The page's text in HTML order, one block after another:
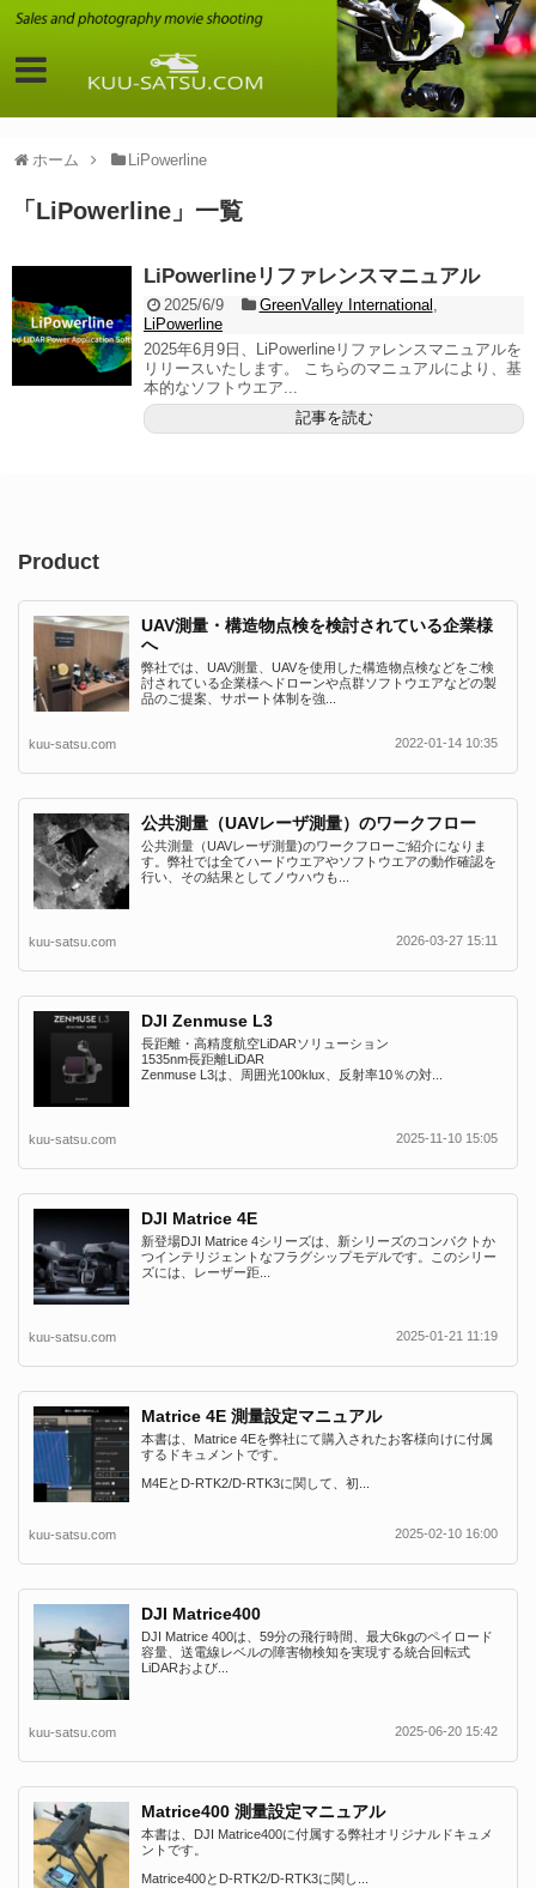
ホーム LiPowerline
「 LiPowerline 」 一覧
LiPowerlineリファレンスマニュアル
2025/6/9 GreenValley International ,
LiPowerline
2025年6月9日、LiPowerlineリファレンスマニュアルを
リリースいたします。 こちらのマニュアルにより、基
本的なソフトウエア...
記事を読む
Product
UAV測量・構造物点検を検討されている企業様
へ
弊社では、UAV測量、UAVを使用した構造物点検などをご検
討されている企業様へドローンや点群ソフトウエアなどの製
品のご提案、サポート体制を強...
kuu-satsu.com 2022-01-14 10:35
公共測量（UAVレーザ測量）のワークフロー
公共測量（UAVレーザ測量)のワークフローご紹介になりま
す。弊社では全てハードウエアやソフトウエアの動作確認を
行い、その結果としてノウハウも...
kuu-satsu.com 2026-03-27 15:11
DJI Zenmuse L3
長距離・高精度航空LiDARソリューション
1535nm長距離LiDAR
Zenmuse L3は、周囲光100klux、反射率10％の対...
kuu-satsu.com 2025-11-10 15:05
DJI Matrice 4E
新登場DJI Matrice 4シリーズは、新シリーズのコンパクトか
つインテリジェントなフラグシップモデルです。このシリー
ズには、レーザー距...
kuu-satsu.com 2025-01-21 11:19
Matrice 4E 測量設定マニュアル
本書は、Matrice 4Eを弊社にて購入されたお客様向けに付属
するドキュメントです。
M4EとD-RTK2/D-RTK3に関して、初...
kuu-satsu.com 2025-02-10 16:00
DJI Matrice400
DJI Matrice 400は、59分の飛行時間、最大6kgのペイロード
容量、送電線レベルの障害物検知を実現する統合回転式
LiDARおよび...
kuu-satsu.com 2025-06-20 15:42
Matrice400 測量設定マニュアル
本書は、DJI Matrice400に付属する弊社オリジナルドキュメ
ントです。
Matrice400とD-RTK2/D-RTK3に関し...